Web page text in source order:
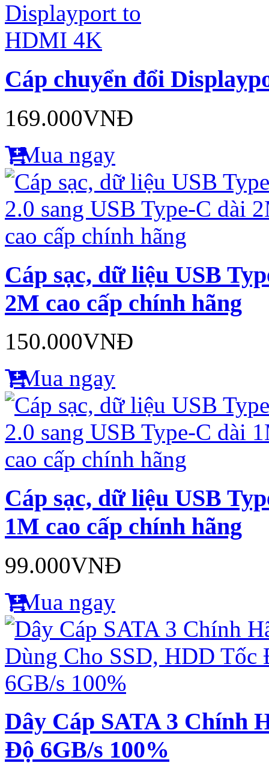
Cáp chuyển đổi
169.000VNĐ
Mua ngay
Cáp sạc, dữ liệu USB
2M cao cấp chính hãng
150.000VNĐ
Mua ngay
Cáp sạc, dữ liệu USB
1M cao cấp chính hãng
99.000VNĐ
Mua ngay
Dây Cáp SATA 3 Chính
Độ 6GB/s 100%